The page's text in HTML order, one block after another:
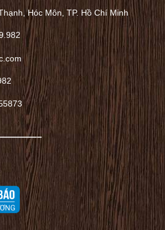
Hóc Môn, TP. Hồ Chí Minh